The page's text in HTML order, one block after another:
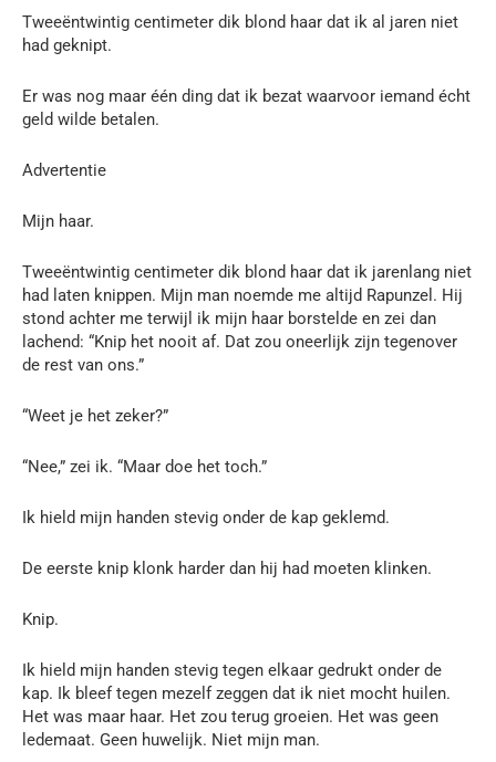
Tweeëntwintig centimeter dik blond haar dat ik al jaren niet
had geknipt.
Er was nog maar één ding dat ik bezat waarvoor iemand écht
geld wilde betalen.
Advertentie
Mijn haar.
Tweeëntwintig centimeter dik blond haar dat ik jarenlang niet
had laten knippen. Mijn man noemde me altijd Rapunzel. Hij
stond achter me terwijl ik mijn haar borstelde en zei dan
lachend: “Knip het nooit af. Dat zou oneerlijk zijn tegenover
de rest van ons.”
“Weet je het zeker?”
“Nee,” zei ik. “Maar doe het toch.”
Ik hield mijn handen stevig onder de kap geklemd.
De eerste knip klonk harder dan hij had moeten klinken.
Knip.
Ik hield mijn handen stevig tegen elkaar gedrukt onder de
kap. Ik bleef tegen mezelf zeggen dat ik niet mocht huilen.
Het was maar haar. Het zou terug groeien. Het was geen
ledemaat. Geen huwelijk. Niet mijn man.